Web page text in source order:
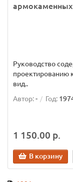
армокаменных
Руководство
проектированию
вид..
Автор:- Год:
1 150.00 р.
В корзину